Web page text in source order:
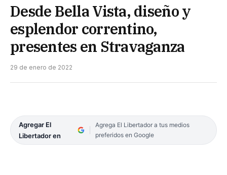
Desde Bella Vista, diseño y
esplendor correntino,
presentes en Stravaganza
29 de enero de 2022
Agregar El
Libertador en
Agrega El Libertador a tus medios
preferidos en Google